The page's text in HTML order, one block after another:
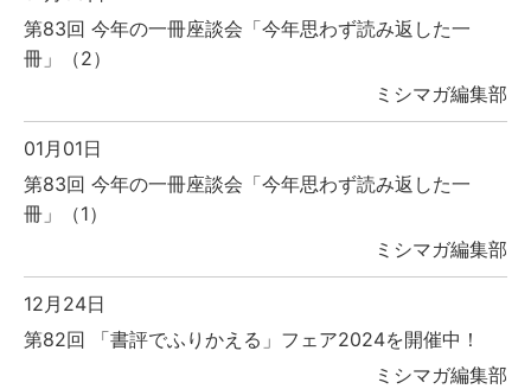
第83回 今年の一冊座談会「今年思わず読み返した一
冊」（2）
ミシマガ編集部
01月01日
第83回 今年の一冊座談会「今年思わず読み返した一
冊」（1）
ミシマガ編集部
12月24日
第82回 「書評でふりかえる」フェア2024を開催中！
ミシマガ編集部